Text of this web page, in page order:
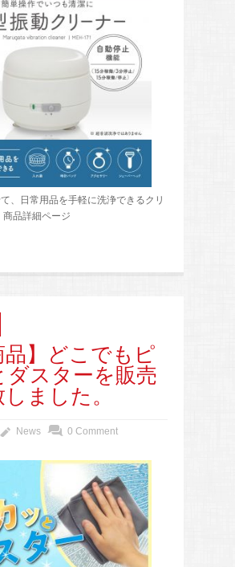
、日常用品を手軽に洗浄できるクリ
商品詳細ページ
品】どこでもピ
ダスターを販売
ました。
News 0 Comment